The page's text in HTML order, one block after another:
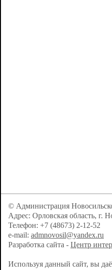
© Администрация
Адрес: Орловская область, г.
Телефон: +7 (48673) 2-12-52
e-mail: admnovosil@yandex.ru
Разработка сайта - Центр
Используя данный сайт, вы